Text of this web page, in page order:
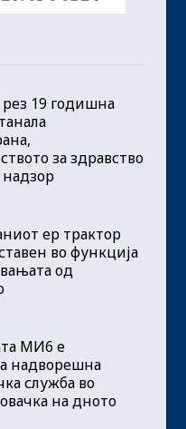
19 годишна
за здравство
ер трактор
во функција
од
МИ6 е
надворешна
служба во
на дното